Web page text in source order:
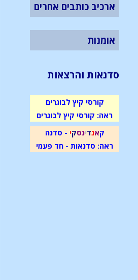
ארכיב כותבים אחרים
אומנות
סדנאות והרצאות
קורסי קיץ לבוגרים
ראה: קורסי קיץ לבוגרים
קאנדינסקי - סדנה
ראה: סדנאות - חד פעמי